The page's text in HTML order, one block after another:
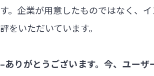
す。企業が用意したものではなく、
評をいただいています。
–ありがとうございます。今、ユー